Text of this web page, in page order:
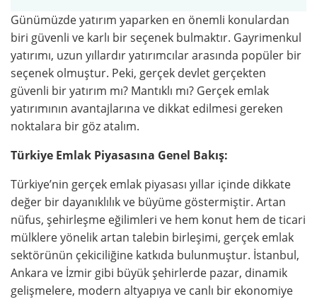
Günümüzde yatırım yaparken en önemli konulardan
biri güvenli ve karlı bir seçenek bulmaktır. Gayrimenkul
yatırımı, uzun yıllardır yatırımcılar arasında popüler bir
seçenek olmuştur. Peki, gerçek devlet gerçekten
güvenli bir yatırım mı? Mantıklı mı? Gerçek emlak
yatırımının avantajlarına ve dikkat edilmesi gereken
noktalara bir göz atalım.
Türkiye Emlak Piyasasına Genel Bakış:
Türkiye’nin gerçek emlak piyasası yıllar içinde dikkate
değer bir dayanıklılık ve büyüme göstermiştir. Artan
nüfus, şehirleşme eğilimleri ve hem konut hem de ticari
mülklere yönelik artan talebin birleşimi, gerçek emlak
sektörünün çekiciliğine katkıda bulunmuştur. İstanbul,
Ankara ve İzmir gibi büyük şehirlerde pazar, dinamik
gelişmelere, modern altyapıya ve canlı bir ekonomiye